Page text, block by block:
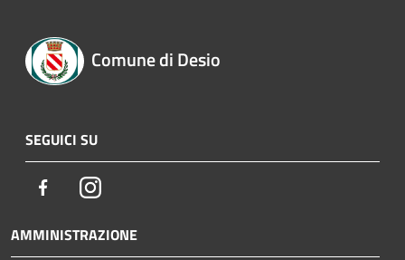
Comune di Desio
SEGUICI SU
FacebookInstagram
AMMINISTRAZIONE